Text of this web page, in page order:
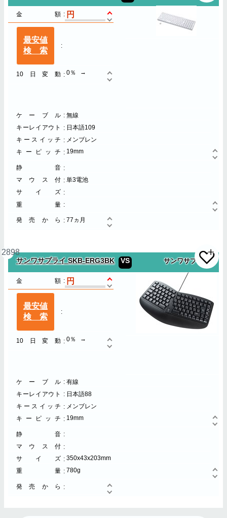
金額
最安値
検索
10日変動 0％
ケーブル
無線
キーレイアウト
日本語109
キースイッチ
メンブレン
キーピッチ
19mm
静音
マウス付
単3電池
サイズ
重量
発売から 77ヵ月
2898
サンワサプライ SKB-ERG3BK VS サンワサプライ
金額
最安値
検索
10日変動 0％
ケーブル
有線
キーレイアウト
日本語88
キースイッチ
メンブレン
キーピッチ
19mm
静音
マウス付
サイズ
350x43x203mm
重量
780g
発売から